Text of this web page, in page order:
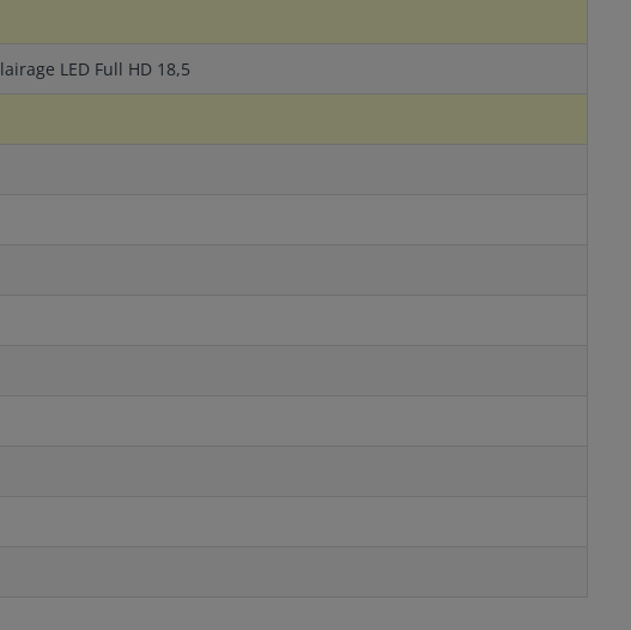
LED Full HD 18,5